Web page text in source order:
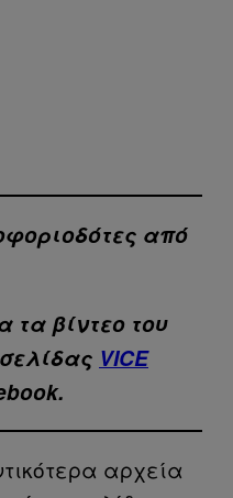
από
τα βίντεo του
VICE
αρχεία